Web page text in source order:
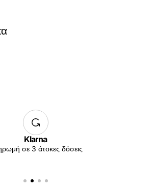
Klarna
σε 3 άτοκες δόσεις